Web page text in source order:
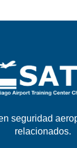
seguridad
relacionados.